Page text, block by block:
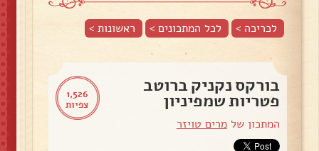
לכריכה > לכל המתכונים > ראשונות>
1,526
צפיות
בורקס נקניק ברוטב
פטריות שמפיניון
המתכון שלמרים טויזר